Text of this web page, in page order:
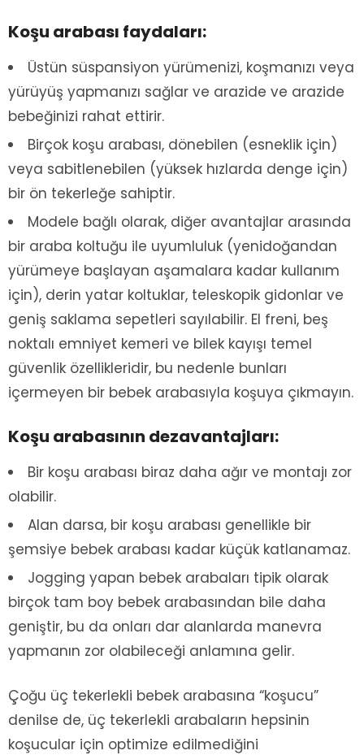
Koşu arabası faydaları:
Üstün süspansiyon yürümenizi, koşmanızı veya
yürüyüş yapmanızı sağlar ve arazide ve arazide
bebeğinizi rahat ettirir.
Birçok koşu arabası, dönebilen (esneklik için)
veya sabitlenebilen (yüksek hızlarda denge için)
bir ön tekerleğe sahiptir.
Modele bağlı olarak, diğer avantajlar arasında
bir araba koltuğu ile uyumluluk (yenidoğandan
yürümeye başlayan aşamalara kadar kullanım
için), derin yatar koltuklar, teleskopik gidonlar ve
geniş saklama sepetleri sayılabilir. El freni, beş
noktalı emniyet kemeri ve bilek kayışı temel
güvenlik özellikleridir, bu nedenle bunları
içermeyen bir bebek arabasıyla koşuya çıkmayın.
Koşu arabasının dezavantajları:
Bir koşu arabası biraz daha ağır ve montajı zor
olabilir.
Alan darsa, bir koşu arabası genellikle bir
şemsiye bebek arabası kadar küçük katlanamaz.
Jogging yapan bebek arabaları tipik olarak
birçok tam boy bebek arabasından bile daha
geniştir, bu da onları dar alanlarda manevra
yapmanın zor olabileceği anlamına gelir.
Çoğu üç tekerlekli bebek arabasına “koşucu”
denilse de, üç tekerlekli arabaların hepsinin
koşucular için optimize edilmediğini